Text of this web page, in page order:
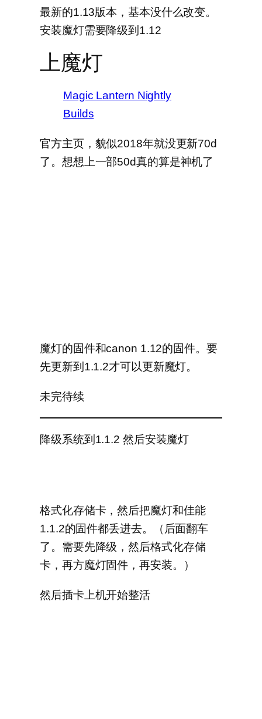
最新的1.13版本，基本没什么改变。
安装魔灯需要降级到1.12
上魔灯
Magic Lantern Nightly
Builds
官方主页，貌似2018年就没更新70d
了。想想上一部50d真的算是神机了
魔灯的固件和canon 1.12的固件。要
先更新到1.1.2才可以更新魔灯。
未完待续
降级系统到1.1.2 然后安装魔灯
格式化存储卡，然后把魔灯和佳能
1.1.2的固件都丢进去。（后面翻车
了。需要先降级，然后格式化存储
卡，再方魔灯固件，再安装。）
然后插卡上机开始整活